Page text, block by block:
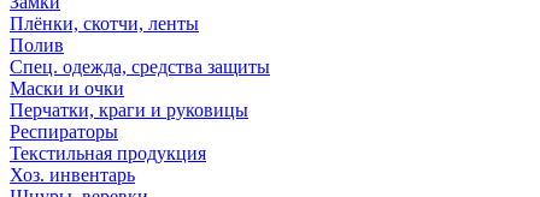
Плёнки, скотчи, ленты
Полив
Спец. одежда, средства защиты
Маски и очки
Перчатки, краги и руковицы
Респираторы
Текстильная продукция
Хоз. инвентарь